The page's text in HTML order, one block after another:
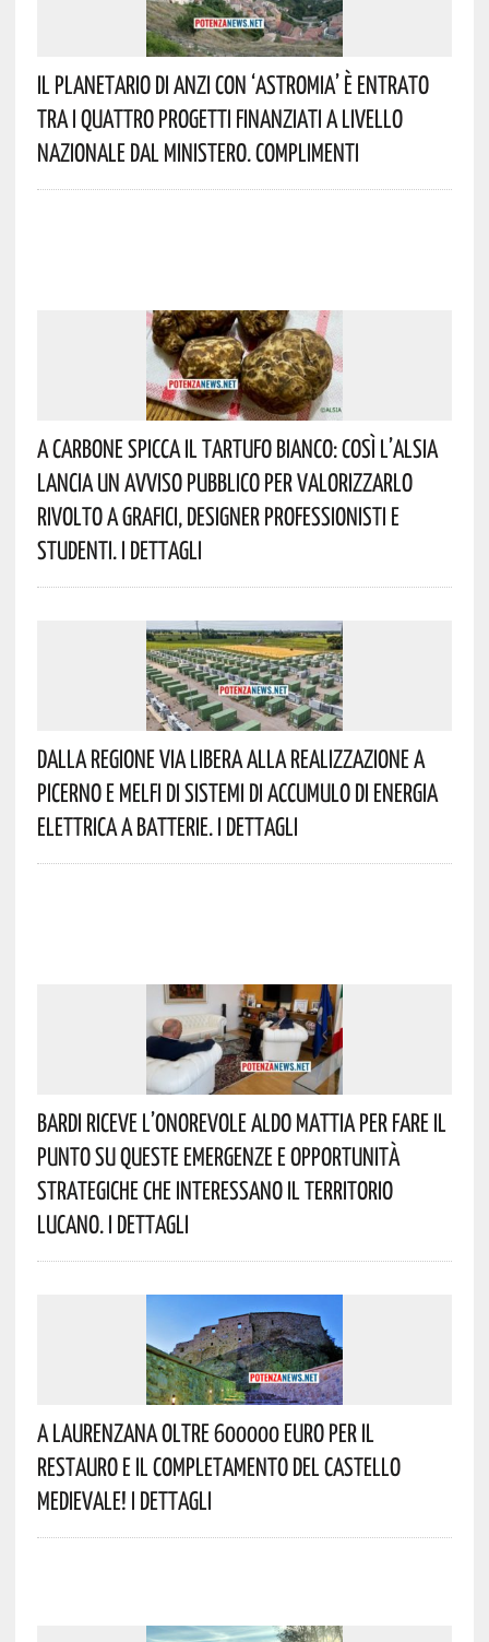
Il Planetario Di Anzi Con ‘Astromia’ È Entrato
Tra I Quattro Progetti Finanziati A Livello
Nazionale Dal Ministero. Complimenti
A Carbone Spicca Il Tartufo Bianco: Così L’Alsia
Lancia Un Avviso Pubblico Per Valorizzarlo
Rivolto A Grafici, Designer Professionisti E
Studenti. I Dettagli
Dalla Regione Via Libera Alla Realizzazione A
Picerno E Melfi Di Sistemi Di Accumulo Di Energia
Elettrica A Batterie. I Dettagli
Bardi Riceve L’onorevole Aldo Mattia Per Fare Il
Punto Su Queste Emergenze E Opportunità
Strategiche Che Interessano Il Territorio
Lucano. I Dettagli
A Laurenzana Oltre 600000 Euro Per Il
Restauro E Il Completamento Del Castello
Medievale! I Dettagli